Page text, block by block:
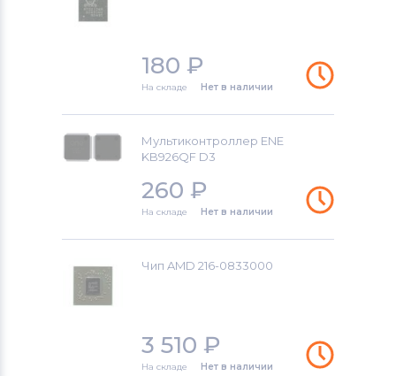
180 ₽
На складе Нет в наличии
Мультиконтроллер ENE
KB926QF D3
260 ₽
На складе Нет в наличии
Чип AMD 216-0833000
3 510 ₽
На складе Нет в наличии